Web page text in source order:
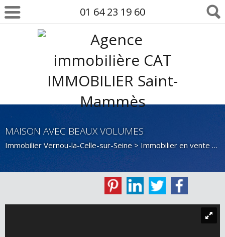
01 64 23 19 60
MAISON AVEC BEAUX VOLUMES
Immobilier Vernou-la-Celle-sur-Seine > Immobilier en vente Vernou-la-Celle-sur-Seine